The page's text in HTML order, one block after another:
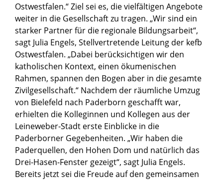
Ostwestfalen.“ Ziel sei es, die vielfältigen Angebote
weiter in die Gesellschaft zu tragen. „Wir sind ein
starker Partner für die regionale Bildungsarbeit“,
sagt Julia Engels, Stellvertretende Leitung der kefb
Ostwestfalen. „Dabei berücksichtigen wir den
katholischen Kontext, einen ökumenischen
Rahmen, spannen den Bogen aber in die gesamte
Zivilgesellschaft.“ Nachdem der räumliche Umzug
von Bielefeld nach Paderborn geschafft war,
erhielten die Kolleginnen und Kollegen aus der
Leineweber-Stadt erste Einblicke in die
Paderborner Gegebenheiten. „Wir haben die
Paderquellen, den Hohen Dom und natürlich das
Drei-Hasen-Fenster gezeigt“, sagt Julia Engels.
Bereits jetzt sei die Freude auf den gemeinsamen